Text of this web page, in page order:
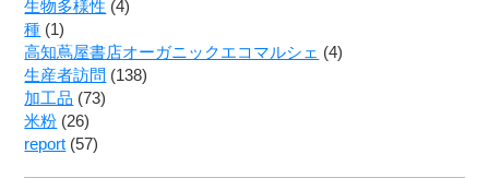
生物多様性 (4)
種 (1)
高知蔦屋書店オーガニックエコマルシェ (4)
生産者訪問 (138)
加工品 (73)
米粉 (26)
report (57)